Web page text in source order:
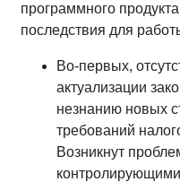
программного
последствия для
Во-первых,
актуализации
незнанию новых
требований
Возникнут